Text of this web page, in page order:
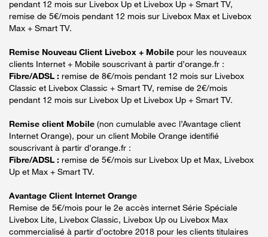
pendant 12 mois sur Livebox Up et Livebox Up + Smart TV,
remise de 5€/mois pendant 12 mois sur Livebox Max et Livebox
Max + Smart TV.
Remise Nouveau Client Livebox + Mobile pour les nouveaux
clients Internet + Mobile souscrivant à partir d’orange.fr :
Fibre/ADSL : remise de 8€/mois pendant 12 mois sur Livebox
Classic et Livebox Classic + Smart TV, remise de 2€/mois
pendant 12 mois sur Livebox Up et Livebox Up + Smart TV.
Remise client Mobile (non cumulable avec l’Avantage client
Internet Orange), pour un client Mobile Orange identifié
souscrivant à partir d’orange.fr :
Fibre/ADSL : remise de 5€/mois sur Livebox Up et Max, Livebox
Up et Max + Smart TV.
Avantage Client Internet Orange
Remise de 5€/mois pour le 2e accès internet Série Spéciale
Livebox Lite, Livebox Classic, Livebox Up ou Livebox Max
commercialisé à partir d’octobre 2018 pour les clients titulaires